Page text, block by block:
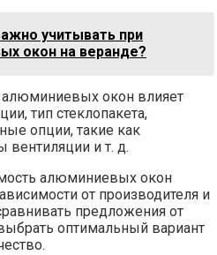
учитывать при
окон на веранде?
алюминиевых окон влияет
тип стеклопакета,
опции, такие как
вентиляции и т. д.
алюминиевых окон
от производителя и
предложения от
оптимальный вариант